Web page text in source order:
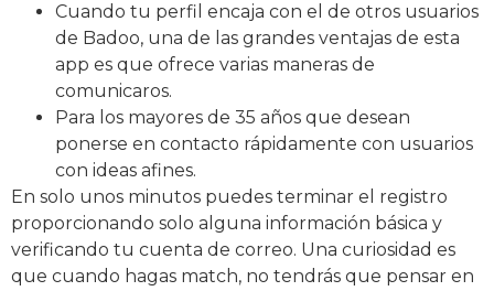
Cuando tu perfil encaja con el de otros usuarios
de Badoo, una de las grandes ventajas de esta
app es que ofrece varias maneras de
comunicaros.
Para los mayores de 35 años que desean
ponerse en contacto rápidamente con usuarios
con ideas afines.
En solo unos minutos puedes terminar el registro
proporcionando solo alguna información básica y
verificando tu cuenta de correo. Una curiosidad es
que cuando hagas match, no tendrás que pensar en